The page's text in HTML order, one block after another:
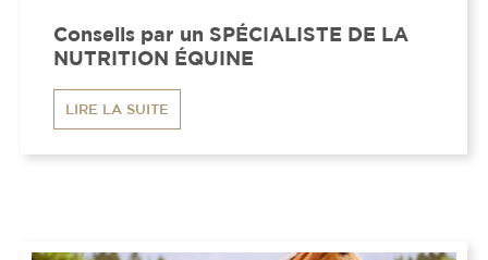
Conseils par un SPÉCIALISTE DE LA
NUTRITION ÉQUINE
LIRE LA SUITE